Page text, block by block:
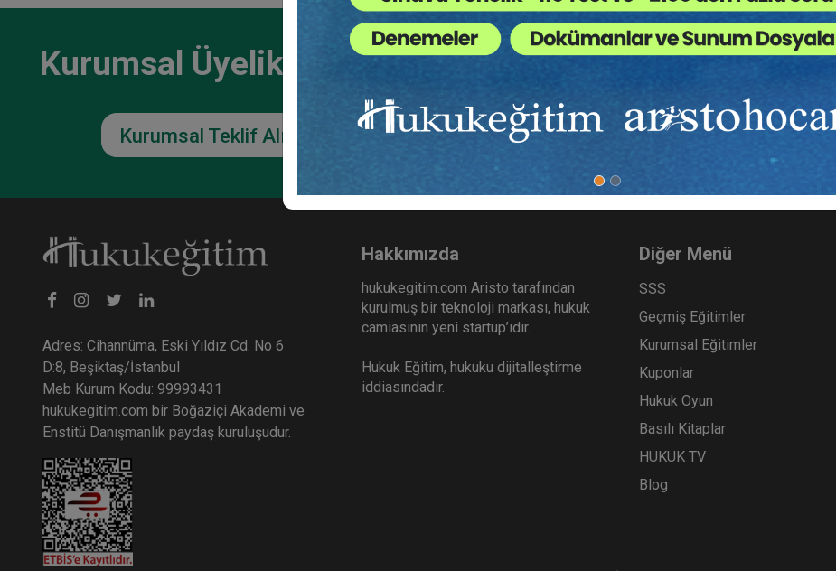
Tüketici Hukuku Enstitüsü
Rekabet Hukuku - II. Ticaret
Hukuku Kongresi - V. Oturum
360
Tüketici Hukuku Enstitüsü
Sigorta Hukuku - II. Ticaret
Hukuku Kongresi - IV. Oturum
360
TL
Tüketici Hukuku Enstitüsü
Kurumsal Üyelikler İçin
Kurumsal Teklif Alın
Ekibinizin hukuk bilgisini yükseltin, kaliteli içeriklerle size
Ekibinize, Hukuk Eğitim’in birbirinden kaliteli eğitimlerine
sınırsız erişim imkanı sunun.
Adres: Cihannüma, Eski Yıldız Cd. No 6
D:8, Beşiktaş/İstanbul
Meb Kurum Kodu: 99993431
hukukegitim.com bir Boğaziçi Akademi ve
Enstitü Danışmanlık paydaş kuruluşudur.
Hakkımızda
hukukegitim.com Aristo tarafından
kurulmuş bir teknoloji markası, hukuk
camiasının yeni startup’ıdır.
Hukuk Eğitim, hukuku dijitalleştirme
iddiasındadır.
Diğer Menü
SSS
Geçmiş Eğitimler
Kurumsal Eğitimler
Kuponlar
Hukuk Oyun
Basılı Kitaplar
HUKUK TV
Blog